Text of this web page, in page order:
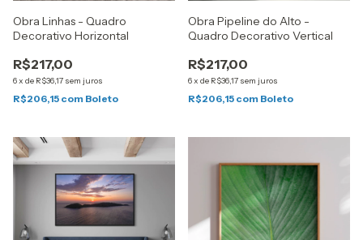
Obra Linhas - Quadro
Decorativo Horizontal
R$217,00
6x de R$36,17 sem juros
R$206,15 com Boleto
Obra Pipeline do Alto -
Quadro Decorativo Vertical
R$217,00
6x de R$36,17 sem juros
R$206,15 com Boleto